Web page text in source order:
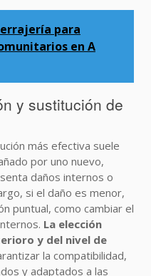
para
en A
y sustitución de
más efectiva suele
por uno nuevo,
daños internos o
si el daño es menor,
puntual, como cambiar el
La elección
y del nivel de
la compatibilidad,
y adaptados a las